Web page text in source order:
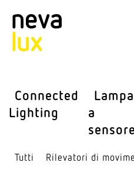
Connected
Lighting
a
sensore
Tutti Rile­vatori di